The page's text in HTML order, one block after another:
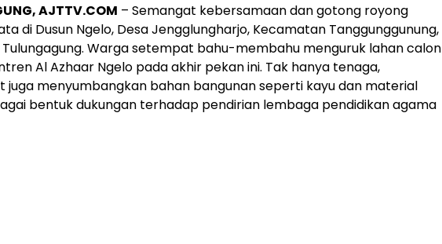
AJTTV.COM – Semangat kebersamaan dan gotong royong
di Dusun Ngelo, Desa Jengglungharjo, Kecamatan Tanggunggunung,
Warga setempat bahu-membahu menguruk lahan calon
Al Azhaar Ngelo pada akhir pekan ini. Tak hanya tenaga,
juga menyumbangkan bahan bangunan seperti kayu dan material
bentuk dukungan terhadap pendirian lembaga pendidikan agama